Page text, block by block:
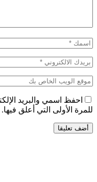
احفظ اسمي والبريد
للمرة الأولى التي أعلق فيها.